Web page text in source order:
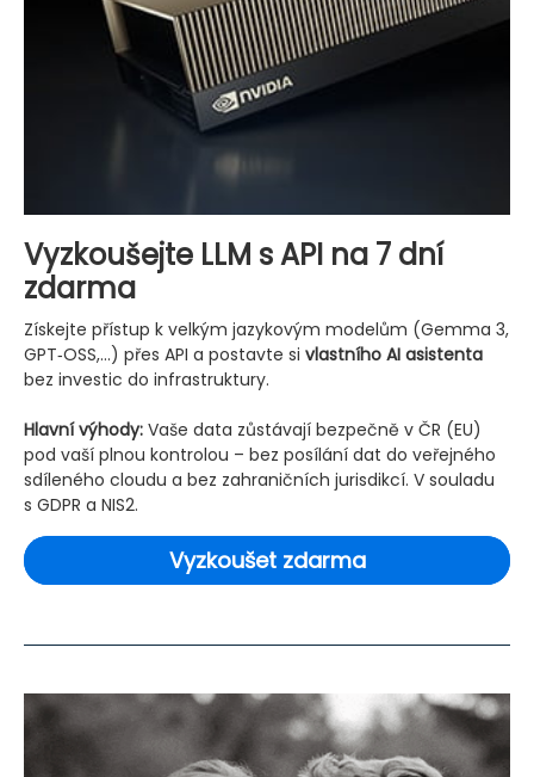
Vyzkoušejte LLM s API na 7 dní
zdarma
Získejte přístup k velkým jazykovým modelům (Gemma 3,
GPT‑OSS,...) přes API a postavte si vlastního AI asistenta
bez investic do infrastruktury.
Hlavní výhody: Vaše data zůstávají bezpečně v ČR (EU)
pod vaší plnou kontrolou – bez posílání dat do veřejného
sdíleného cloudu a bez zahraničních jurisdikcí. V souladu
s GDPR a NIS2.
Vyzkoušet zdarma